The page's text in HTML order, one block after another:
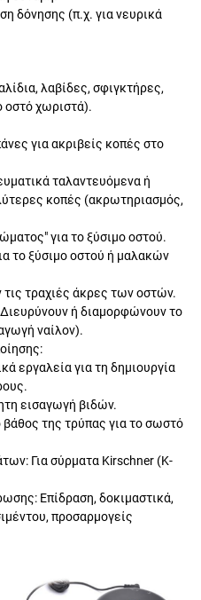
δόνησης (π.χ. για νευρικά
λαβίδες, σφιγκτήρες,
οστό χωριστά).
για ακριβείς κοπές στο
ταλαντευόμενα ή
κοπές (ακρωτηριασμός,
για το ξύσιμο οστού.
το ξύσιμο οστού ή μαλακών
τραχιές άκρες των οστών.
ή διαμορφώνουν το
ναίλον).
εργαλεία για τη δημιουργία
εισαγωγή βιδών.
της τρύπας για το σωστό
Για σύρματα Kirschner (K-
Επίδραση, δοκιμαστικά,
προσαρμογείς